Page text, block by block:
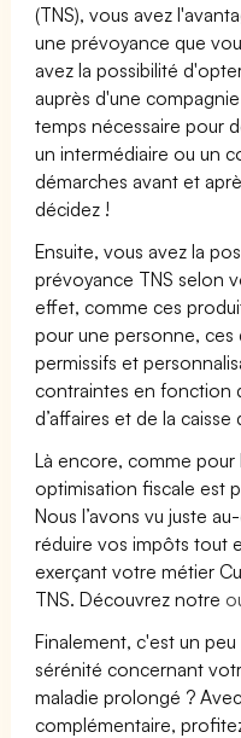
(TNS), vous avez
une prévoyance que
avez la possibilité
auprès d'une
temps nécessaire pour
un intermédiaire ou un
démarches avant et
décidez !
Ensuite, vous avez la
prévoyance TNS selon
effet, comme ces
pour une personne, ces
permissifs et
contraintes en fonction
d’affaires et de la
Là encore, comme pour
optimisation fiscale est
Nous l’avons vu juste
réduire vos impôts tout
exerçant votre métier
TNS. Découvrez notre
Finalement, c'est un
sérénité concernant
maladie prolongé ?
complémentaire,